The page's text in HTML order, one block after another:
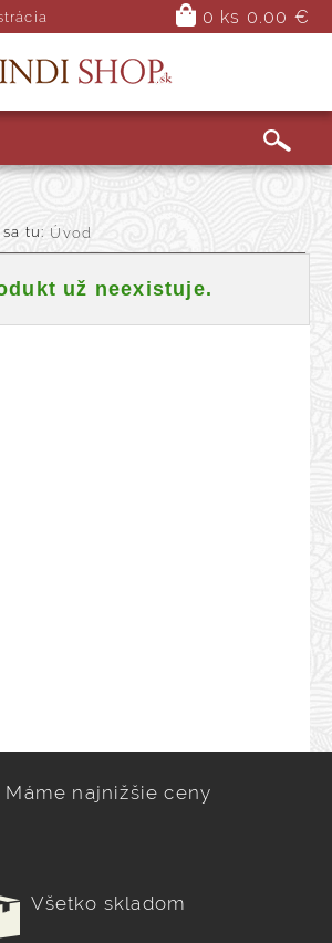
0 ks 0.00 €
tu: Úvod
už neexistuje.
Máme najnižšie ceny
Všetko skladom